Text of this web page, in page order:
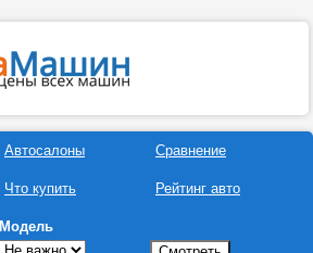
Автосалоны
Что купить
Сравнение
Рейтинг авто
Модель